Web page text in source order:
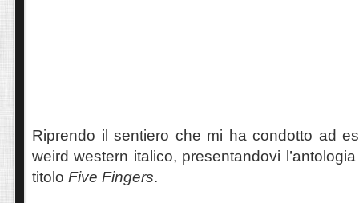
Riprendo il sentiero che mi ha condotto ad
weird western italico, presentandovi
titolo Five Fingers.